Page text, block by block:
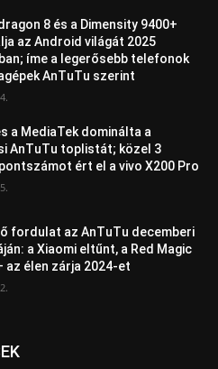
8 és a Dimensity 9400+
az Android világát 2025
íme a legerősebb telefonok
AnTuTu szerint
a MediaTek dominálta a
AnTuTu toplistát; közel 3
ért el a vivo X200 Pro
fordulat az AnTuTu decemberi
a Xiaomi eltűnt, a Red Magic
az élen zárja 2024-et